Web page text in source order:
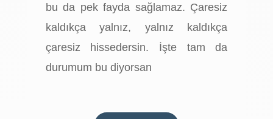
bu da pek fayda sağlamaz. Çaresiz
kaldıkça yalnız, yalnız kaldıkça
çaresiz hissedersin. İşte tam da
durumum bu diyorsan